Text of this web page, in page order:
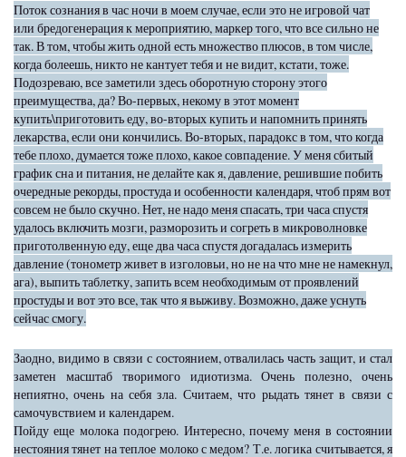
Поток сознания в час ночи в моем случае, если это не игровой чат
или бредогенерация к мероприятию, маркер того, что все сильно не
так. В том, чтобы жить одной есть множество плюсов, в том числе,
когда болеешь, никто не кантует тебя и не видит, кстати, тоже.
Подозреваю, все заметили здесь оборотную сторону этого
преимущества, да? Во-первых, некому в этот момент
купить\приготовить еду, во-вторых купить и напомнить принять
лекарства, если они кончились. Во-вторых, парадокс в том, что когда
тебе плохо, думается тоже плохо, какое совпадение. У меня сбитый
график сна и питания, не делайте как я, давление, решившие побить
очередные рекорды, простуда и особенности календаря, чтоб прям вот
совсем не было скучно. Нет, не надо меня спасать, три часа спустя
удалось включить мозги, разморозить и согреть в микроволновке
приготолвенную еду, еще два часа спустя догадалась измерить
давление (тонометр живет в изголовьи, но не на что мне не намекнул,
ага), выпить таблетку, запить всем необходимым от проявлений
простуды и вот это все, так что я выживу. Возможно, даже уснуть
сейчас смогу.
Заодно, видимо в связи с состоянием, отвалилась часть защит, и стал
заметен масштаб творимого идиотизма. Очень полезно, очень
непиятно, очень на себя зла. Считаем, что рыдать тянет в связи с
самочувствием и календарем.
Пойду еще молока подогрею. Интересно, почему меня в состоянии
нестояния тянет на теплое молоко с медом? Т.е. логика считывается, я